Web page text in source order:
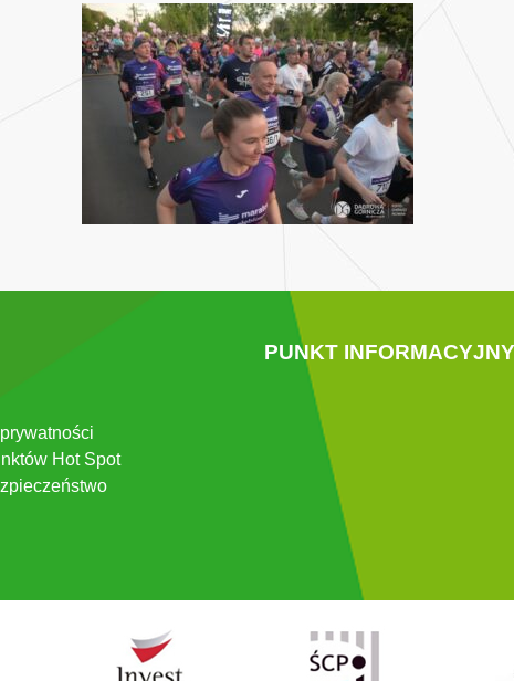
Hot Spot
PUNKT INFORMACYJNY